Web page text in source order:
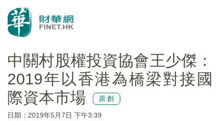
中關村股權投資協會王少傑：
2019年以香港為橋梁對接國
際資本市場
原創
日期：2019年5月7日 下午3:39